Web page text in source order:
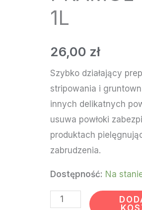
1L
26,00 zł
Szybko działający
stripowania i
innych delikatnych
usuwa powłoki
produktach
zabrudzenia.
Dostępność: Na
PRAMOL
TURBOLINO